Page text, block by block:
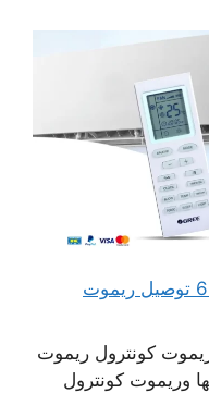
توصيل ريموت للمنزل 66041166 توصيل ريموت
كونترول ريموت
وريموت كونترول